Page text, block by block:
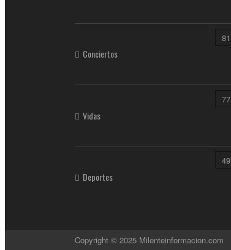
Conciertos
81
Vidas
77
Deportes
49
Copyright © 2025 Milenteinformacion.com